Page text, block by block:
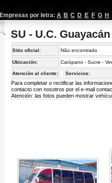
Empresas por letra: A B C D E F G H
SU - U.C.
Sitio oficial: Não encontrado
Ubicación: Carúpano - Sucre -
Atención al cliente: Servicios:
Para completar o rectificar las
contacto con nosotros por el e-mail
Atención: las fotos pueden mostrar